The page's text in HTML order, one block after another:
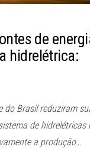
de
hidrelétrica:
do Brasil reduziram
de hidrelétricas
a produção…